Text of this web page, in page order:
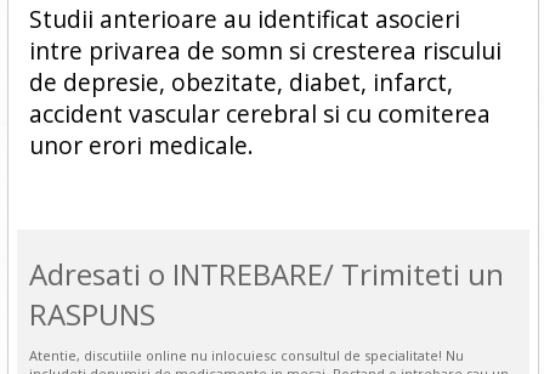
Studii anterioare au identificat asocieri
intre privarea de somn si cresterea riscului
de depresie, obezitate, diabet, infarct,
accident vascular cerebral si cu comiterea
unor erori medicale.
Adresati o INTREBARE/ Trimiteti un
RASPUNS
Atentie, discutiile online nu inlocuiesc consultul de specialitate! Nu